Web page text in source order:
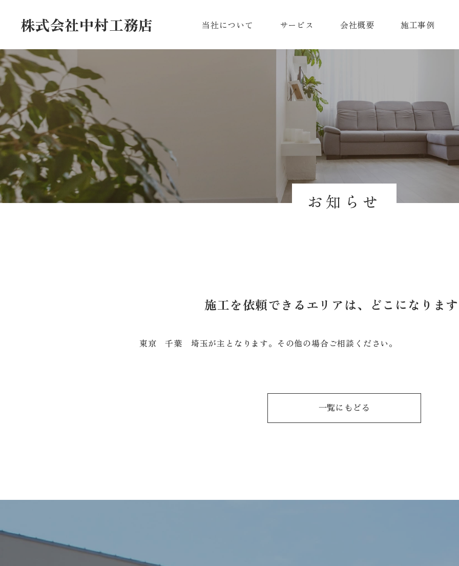
株式会社中村工務店 当社について サービス 会社概要 施工事例
お知らせ
施工を依頼できるエリアは、どこになりま
東京 千葉 埼玉が主となります。その他の場合ご相談ください。
一覧にもどる